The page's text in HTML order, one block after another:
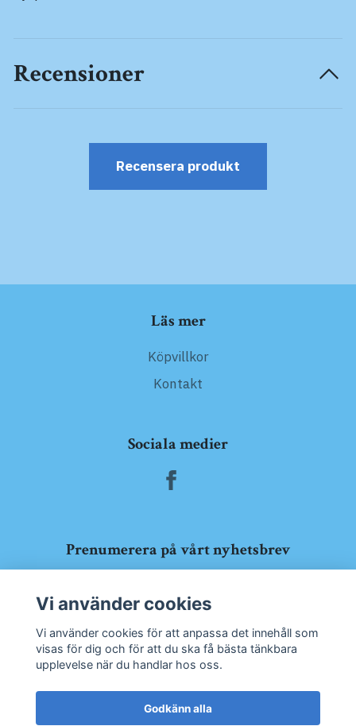
Recensioner
Recensera produkt
Läs mer
Köpvillkor
Kontakt
Sociala medier
Prenumerera på vårt nyhetsbrev
Vi använder cookies
Vi använder cookies för att anpassa det innehåll som
visas för dig och för att du ska få bästa tänkbara
upplevelse när du handlar hos oss.
Godkänn alla